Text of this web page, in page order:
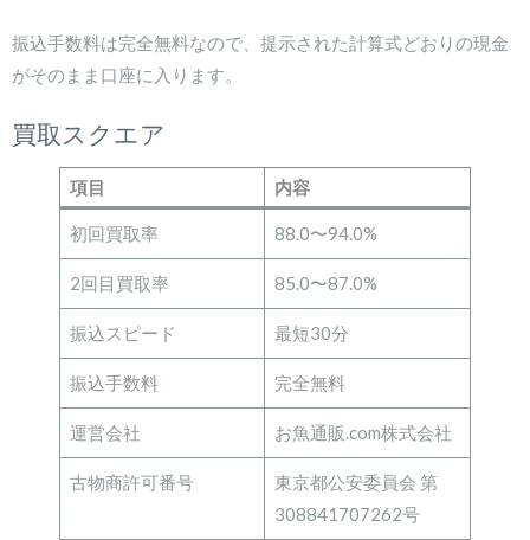
振込手数料は完全無料なので、提示された計算式どおりの現金
がそのまま口座に入ります。
買取スクエア
項目 内容
初回買取率 88.0〜94.0%
2回目買取率 85.0〜87.0%
振込スピード 最短30分
振込手数料 完全無料
運営会社 お魚通販.com株式会社
古物商許可番号
東京都公安委員会 第
308841707262号